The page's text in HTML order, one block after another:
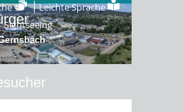
Leichte Sprache
Sightseeing